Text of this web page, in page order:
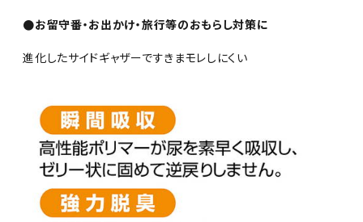
●お留守番・お出かけ・旅行等のおもらし対策に
進化したサイドギャザーですきまモレしにくい